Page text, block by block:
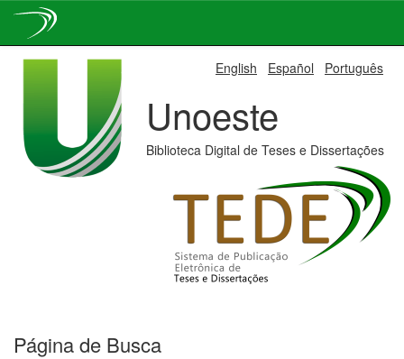
English Español Português
Unoeste
Biblioteca Digital de Teses e Dissertações
Página de Busca